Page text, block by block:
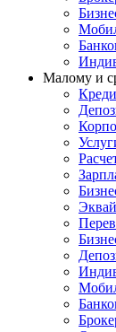
Малому и